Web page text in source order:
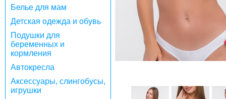
Белье для мам
Детская одежда и обувь
Подушки для
беременных и
кормления
Автокресла
Аксессуары, слингобусы,
игрушки